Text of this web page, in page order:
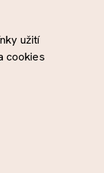
užití
cookies